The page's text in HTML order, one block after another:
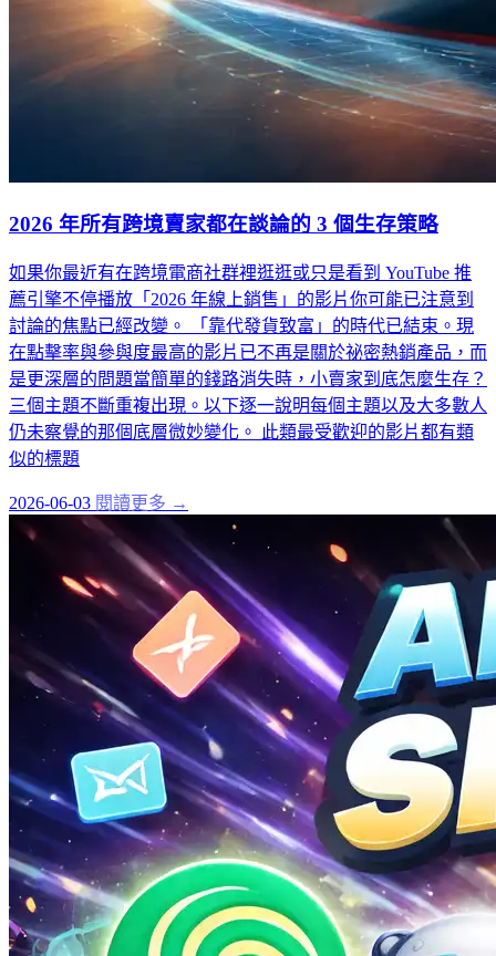
2026 年所有跨境賣家都在談論的 3 個生存策略
如果你最近有在跨境電商社群裡逛逛或只是看到 YouTube 推
薦引擎不停播放「2026 年線上銷售」的影片你可能已注意到
討論的焦點已經改變。 「靠代發貨致富」的時代已結束。現
在點擊率與參與度最高的影片已不再是關於祕密熱銷產品，而
是更深層的問題當簡單的錢路消失時，小賣家到底怎麼生存？
三個主題不斷重複出現。以下逐一說明每個主題以及大多數人
仍未察覺的那個底層微妙變化。 此類最受歡迎的影片都有類
似的標題
2026-06-03 閱讀更多 →